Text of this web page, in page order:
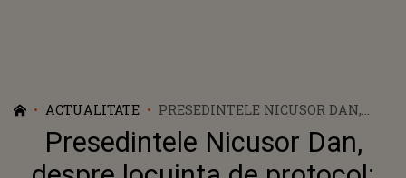
ACTUALITATE
PRESEDINTELE NICUSOR DAN,
DESPRE LOCUINTA DE PROTOCOL:
"S-A PRELUNGIT ARMISTIŢIUL.
ÎNCĂ UNA, DOUĂ LUNI, MAI
Presedintele Nicusor Dan,